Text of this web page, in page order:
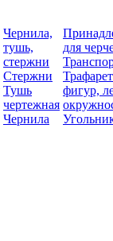
Чернила,
тушь,
стержни
Стержни
Тушь
чертежная
Чернила
для
фигур,